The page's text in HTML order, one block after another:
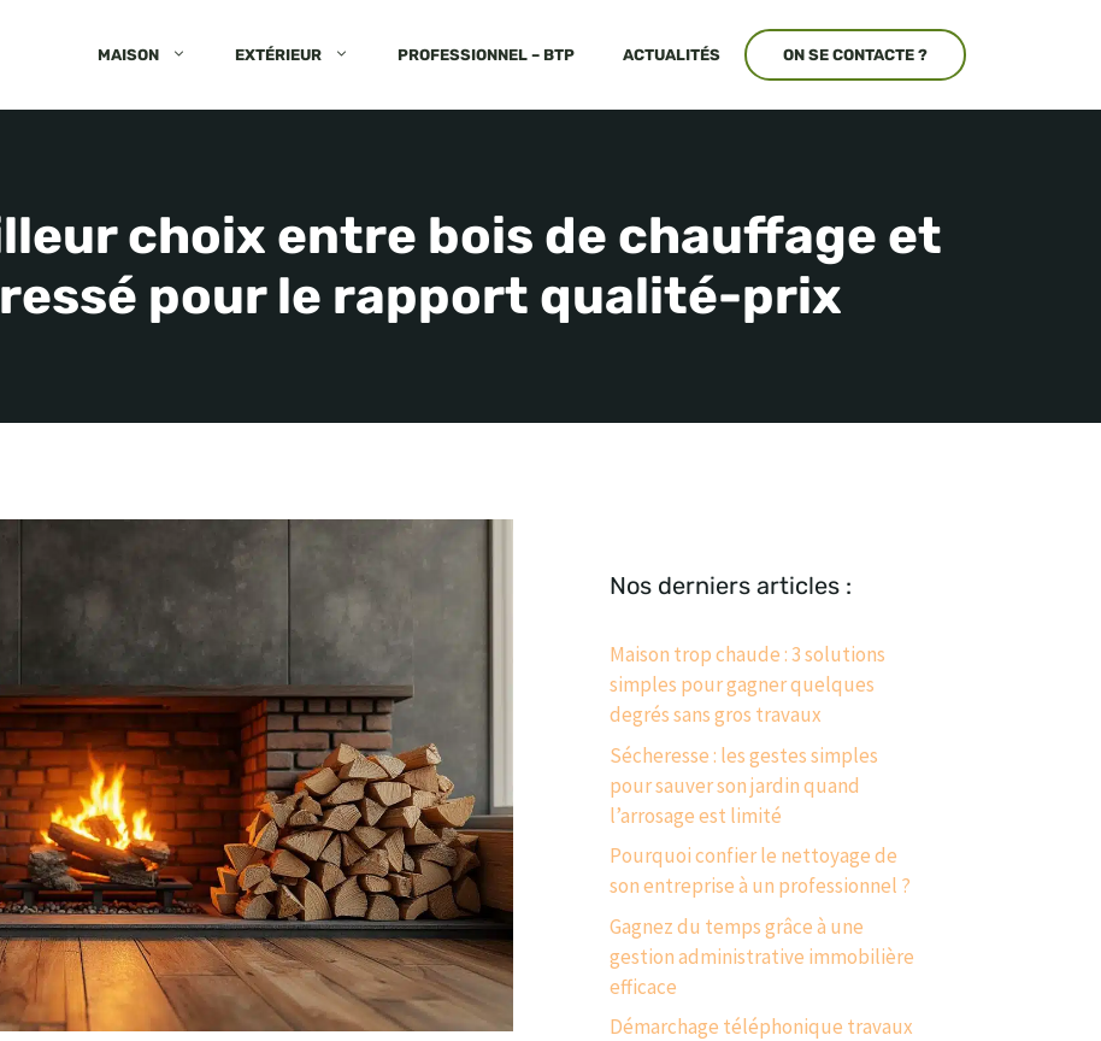
MAISON EXTÉRIEUR PROFESSIONNEL – BTP ACTUALITÉS ON SE CONTACTE ?
choix entre bois de chauffage et
pour le rapport qualité-prix
Nos derniers articles :
Maison trop chaude : 3 solutions
simples pour gagner quelques
degrés sans gros travaux
Sécheresse : les gestes simples
pour sauver son jardin quand
l’arrosage est limité
Pourquoi confier le nettoyage de
son entreprise à un professionnel ?
Gagnez du temps grâce à une
gestion administrative immobilière
efficace
Démarchage téléphonique travaux